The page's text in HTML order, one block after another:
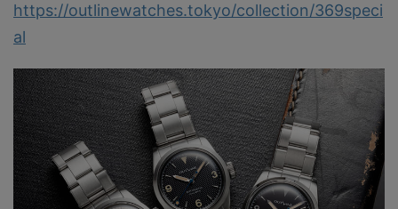
https://outlinewatches.tokyo/collection/369speci
al